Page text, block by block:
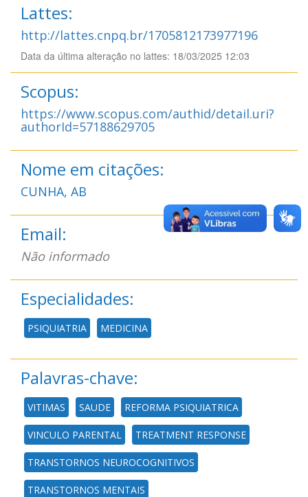
Lattes:
http://lattes.cnpq.br/1705812173977196
Data da última alteração no lattes: 18/03/2025 12:03
Scopus:
https://www.scopus.com/authid/detail.uri?
authorId=57188629705
Nome em citações:
CUNHA, AB
Email:
Não informado
Especialidades:
PSIQUIATRIA MEDICINA
Palavras-chave:
VITIMAS SAUDE REFORMA PSIQUIATRICA
VINCULO PARENTAL TREATMENT RESPONSE
TRANSTORNOS NEUROCOGNITIVOS
TRANSTORNOS MENTAIS